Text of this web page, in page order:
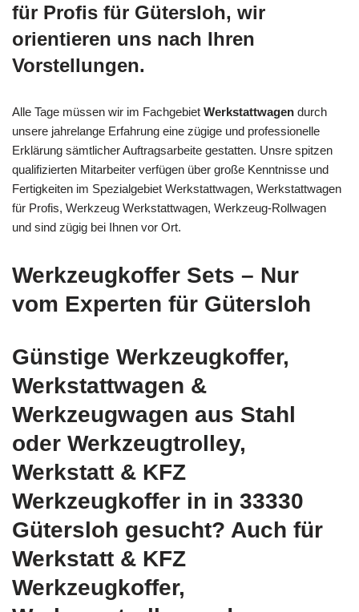
für Profis für Gütersloh, wir
orientieren uns nach Ihren
Vorstellungen.
Alle Tage müssen wir im Fachgebiet Werkstattwagen durch
unsere jahrelange Erfahrung eine zügige und professionelle
Erklärung sämtlicher Auftragsarbeite gestatten. Unsre spitzen
qualifizierten Mitarbeiter verfügen über große Kenntnisse und
Fertigkeiten im Spezialgebiet Werkstattwagen, Werkstattwagen
für Profis, Werkzeug Werkstattwagen, Werkzeug-Rollwagen
und sind zügig bei Ihnen vor Ort.
Werkzeugkoffer Sets – Nur
vom Experten für Gütersloh
Günstige Werkzeugkoffer,
Werkstattwagen &
Werkzeugwagen aus Stahl
oder Werkzeugtrolley,
Werkstatt & KFZ
Werkzeugkoffer in in 33330
Gütersloh gesucht? Auch für
Werkstatt & KFZ
Werkzeugkoffer,